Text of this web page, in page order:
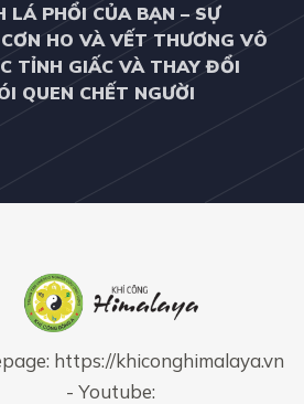
LÁ PHỔI CỦA BẠN – SỰ
HO VÀ VẾT THƯƠNG VÔ
TỈNH GIẤC VÀ THAY ĐỔI
QUEN CHẾT NGƯỜI
https://khiconghimalaya.vn
- Youtube: